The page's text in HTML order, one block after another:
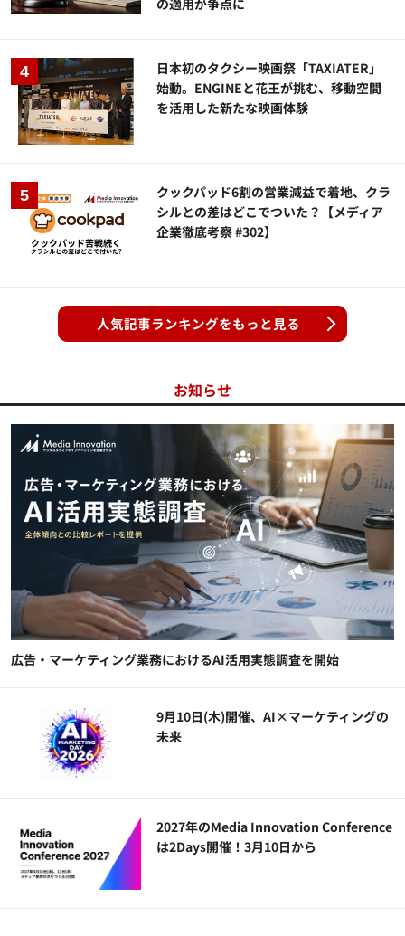
日本初のタクシー映画祭「TAXIATER」
始動。ENGINEと花王が挑む、移動空間
を活用した新たな映画体験
クックパッド6割の営業減益で着地、クラ
シルとの差はどこでついた？【メディア
企業徹底考察 #302】
人気記事ランキングをもっと見る
お知らせ
広告・マーケティング業務におけるAI活用実態調査を開始
9月10日(木)開催、AI×マーケティングの
未来
2027年のMedia Innovation Conference
は2Days開催！3月10日から